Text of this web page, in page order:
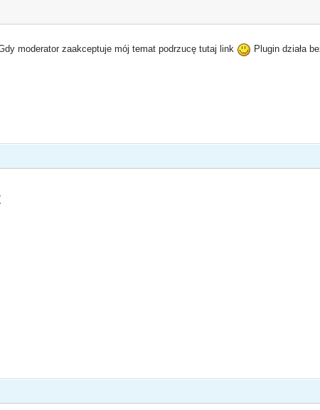
moderator zaakceptuje mój temat podrzucę tutaj link Plugin działa